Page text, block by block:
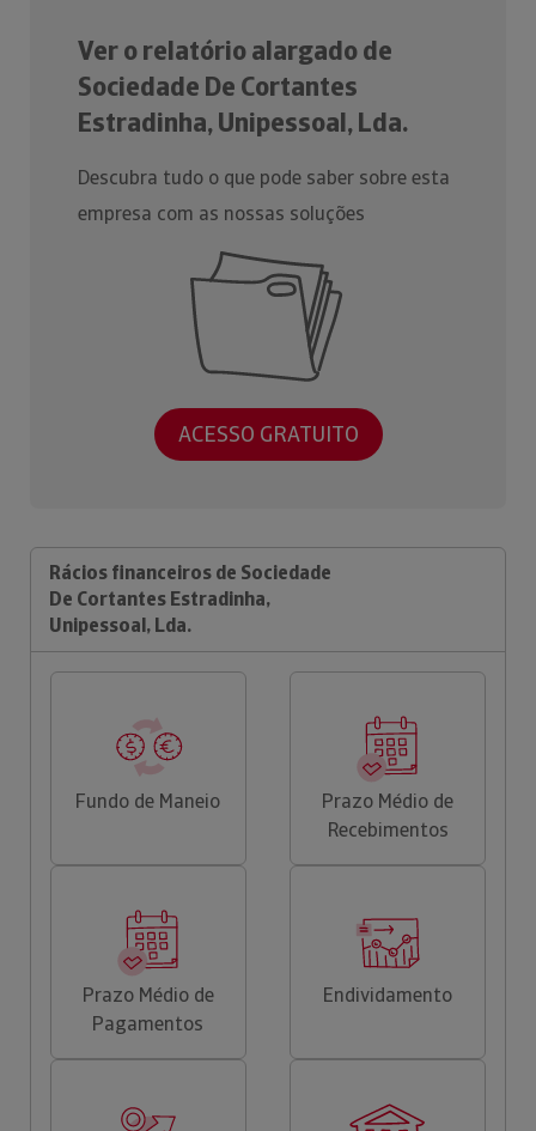
Ver o relatório alargado de
Sociedade De Cortantes
Estradinha, Unipessoal, Lda.
Descubra tudo o que pode saber sobre esta
empresa com as nossas soluções
ACESSO GRATUITO
Rácios financeiros de Sociedade
De Cortantes Estradinha,
Unipessoal, Lda.
Fundo de Maneio
Prazo Médio de
Recebimentos
Prazo Médio de
Pagamentos
Endividamento